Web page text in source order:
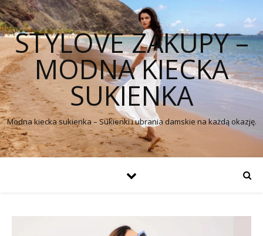
STYLOVE ZAKUPY –
MODNA KIECKA
SUKIENKA
Modna kiecka sukienka – Sukienki i ubrania damskie na każdą okazję.